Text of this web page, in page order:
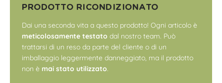
PRODOTTO RICONDIZIONATO
Dai una seconda vita a questo prodotto! Ogni articolo è
meticolosamente testato dal nostro team. Può
trattarsi di un reso da parte del cliente o di un
imballaggio leggermente danneggiato, ma il prodotto
non è mai stato utilizzato.